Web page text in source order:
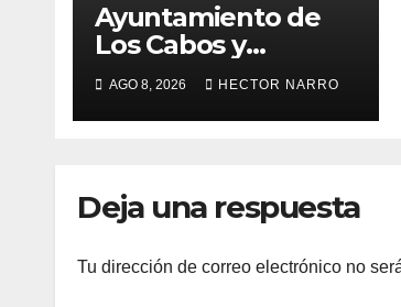
Ayuntamiento de
Los Cabos y
organizadores de
Bisbee’s coordinan
acciones para
AGO 8, 2026 HECTOR NARRO
Deja una respuesta
Tu dirección de correo electrónico no